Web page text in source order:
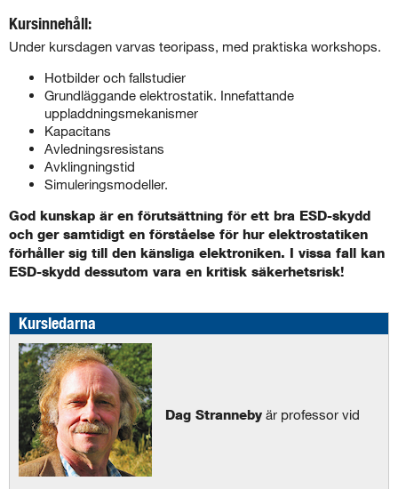
Kursinnehåll:
Under kursdagen varvas teoripass, med praktiska workshops.
Hotbilder och fallstudier
Grundläggande elektrostatik. Innefattande
uppladdningsmekanismer
Kapacitans
Avledningsresistans
Avklingningstid
Simuleringsmodeller.
God kunskap är en förutsättning för ett bra ESD-skydd
och ger samtidigt en förståelse för hur elektrostatiken
förhåller sig till den känsliga elektroniken. I vissa fall kan
ESD-skydd dessutom vara en kritisk säkerhetsrisk!
Kursledarna
Dag Stranneby är professor vid